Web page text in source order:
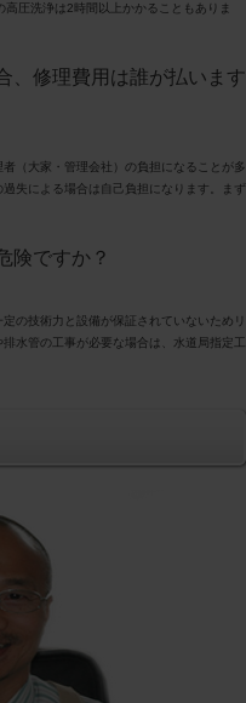
圧洗浄は2時間以上かかることもありま
、修理費用は誰が払います
（大家・管理会社）の負担になることが多
失による場合は自己負担になります。まず
険ですか？
の技術力と設備が保証されていないためリ
水管の工事が必要な場合は、水道局指定工